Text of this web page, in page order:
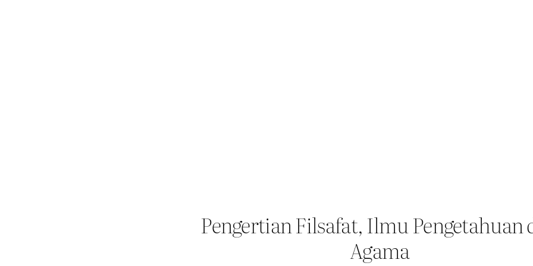
Pengertian Filsafat, Ilmu Pengetahuan
Agama